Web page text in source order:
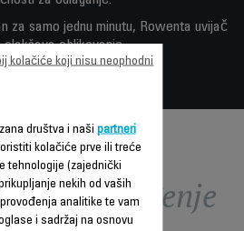
za samo jednu minutu, Rowenta uvijač
olakšava oblikovanje.
- Poređenje
društva i naši partneri
kolačiće prve ili treće
tehnologije (zajednički
nekih od vaših
analitike te vam
i sadržaj na osnovu
kolačiće koji nisu neophodni